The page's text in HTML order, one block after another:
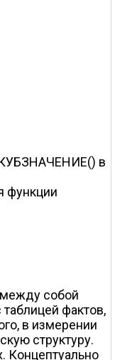
КУБЗНАЧЕНИЕ() в
функции
между собой
фактов,
в измерении
структуру.
Концептуально